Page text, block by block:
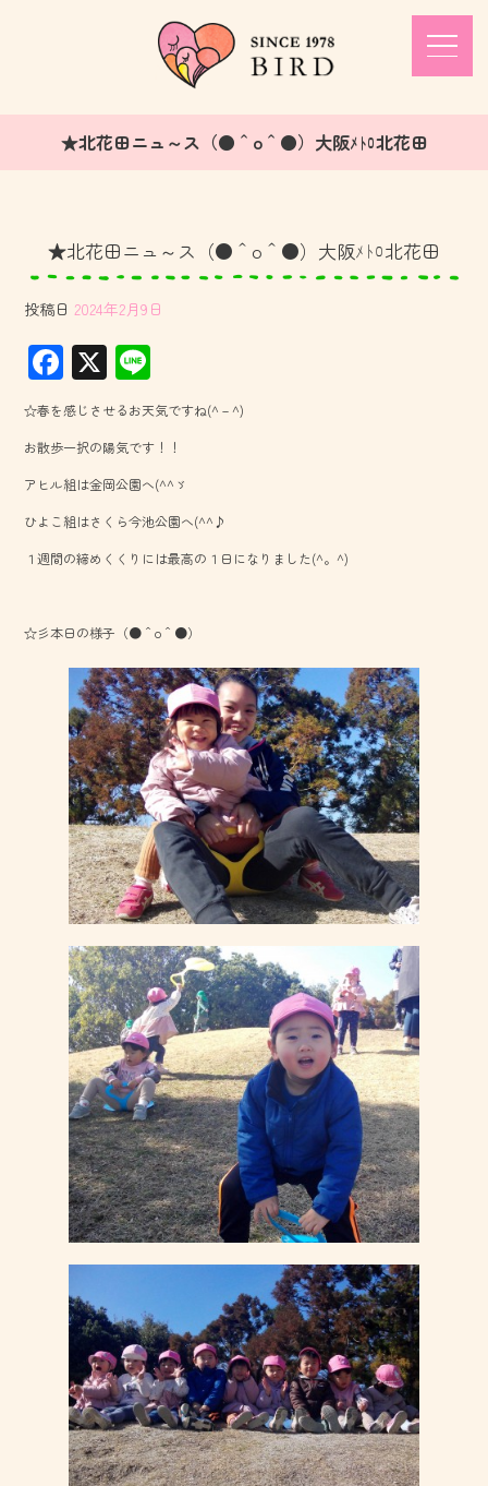
★北花田ニュ～ス（●＾o＾●）大阪ﾒﾄﾛ北花田
★北花田ニュ～ス（●＾o＾●）大阪ﾒﾄﾛ北花田
投稿日 2024年2月9日
F
ac
e
b
o
ok
X
ne
☆春を感じさせるお天気ですね(^－^)
お散歩一択の陽気です！！
アヒル組は金岡公園へ(^^ゞ
ひよこ組はさくら今池公園へ(^^♪
１週間の締めくくりには最高の１日になりました(^。^)
☆彡本日の様子（●＾o＾●）